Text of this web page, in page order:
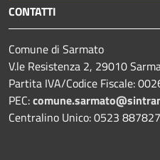
CONTATTI
Comune di Sarmato
V.le Resistenza 2, 29010
Partita IVA/Codice Fiscale:
PEC:
Centralino Unico: 0523 887827